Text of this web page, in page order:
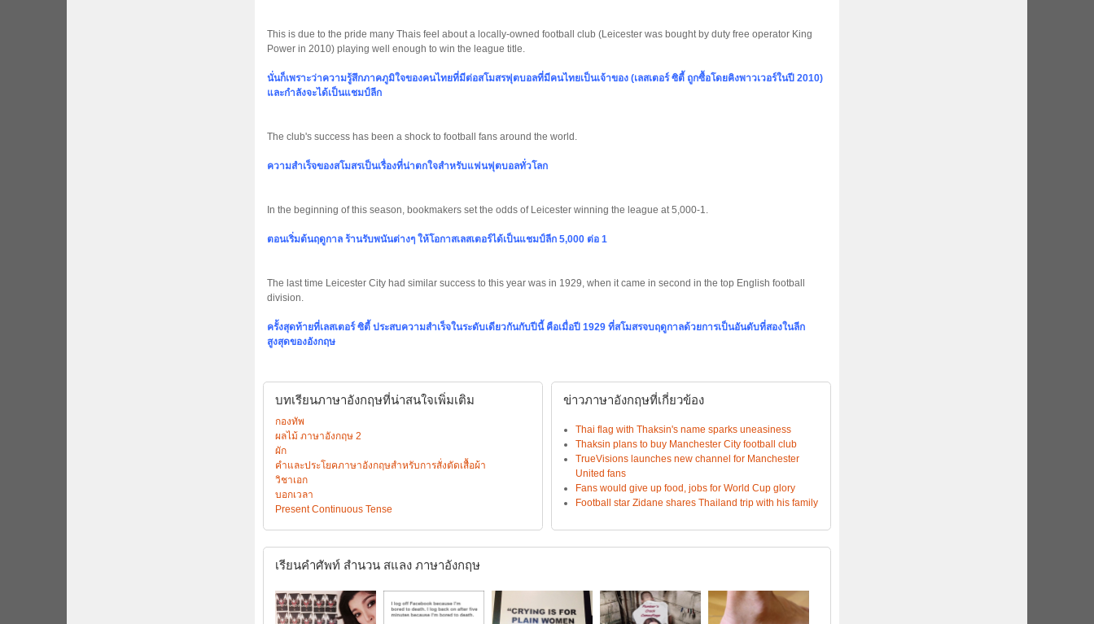
This is due to the pride many Thais feel about a locally-owned football club (Leicester was bought by duty free operator King
Power in 2010) playing well enough to win the league title.
นั่นก็เพราะว่าความรู้สึกภาคภูมิใจของคนไทยที่มีต่อสโมสรฟุตบอลที่มีคนไทยเป็นเจ้าของ (เลสเตอร์ ซิตี้ ถูกซื้อโดยคิงพาวเวอร์ในปี 2010)
และกำลังจะได้เป็นแชมป์ลีก
The club's success has been a shock to football fans around the world.
ความสำเร็จของสโมสรเป็นเรื่องที่น่าตกใจสำหรับแฟนฟุตบอลทั่วโลก
In the beginning of this season, bookmakers set the odds of Leicester winning the league at 5,000-1.
ตอนเริ่มต้นฤดูกาล ร้านรับพนันต่างๆ ให้โอกาสเลสเตอร์ได้เป็นแชมป์ลีก 5,000 ต่อ 1
The last time Leicester City had similar success to this year was in 1929, when it came in second in the top English football
division.
ครั้งสุดท้ายที่เลสเตอร์ ซิตี้ ประสบความสำเร็จในระดับเดียวกันกับปีนี้ คือเมื่อปี 1929 ที่สโมสรจบฤดูกาลด้วยการเป็นอันดับที่สองในลีก
สูงสุดของอังกฤษ
บทเรียนภาษาอังกฤษที่น่าสนใจเพิ่มเติม
กองทัพ
ผลไม้ ภาษาอังกฤษ 2
ผัก
คำและประโยคภาษาอังกฤษสำหรับการสั่งตัดเสื้อผ้า
วิชาเอก
บอกเวลา
Present Continuous Tense
ข่าวภาษาอังกฤษที่เกี่ยวข้อง
Thai flag with Thaksin's name sparks uneasiness
Thaksin plans to buy Manchester City football club
TrueVisions launches new channel for Manchester
United fans
Fans would give up food, jobs for World Cup glory
Football star Zidane shares Thailand trip with his family
เรียนคำศัพท์ สำนวน สแลง ภาษาอังกฤษ